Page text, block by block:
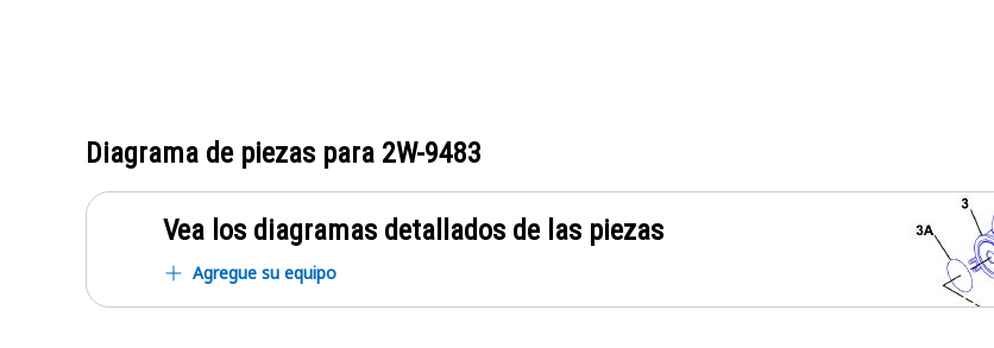
Diagrama de piezas para 2W-9483
Vea los diagramas detallados de las piezas
Agregue su equipo